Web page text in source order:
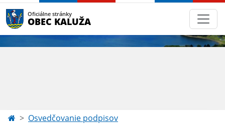
Oficiálne stránky
OBEC KALUŽA
Osvedčovanie podpisov